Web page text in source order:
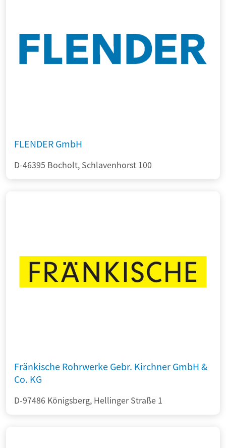
FLENDER GmbH
D-46395 Bocholt, Schlavenhorst 100
Fränkische Rohrwerke Gebr. Kirchner GmbH &
Co. KG
D-97486 Königsberg, Hellinger Straße 1